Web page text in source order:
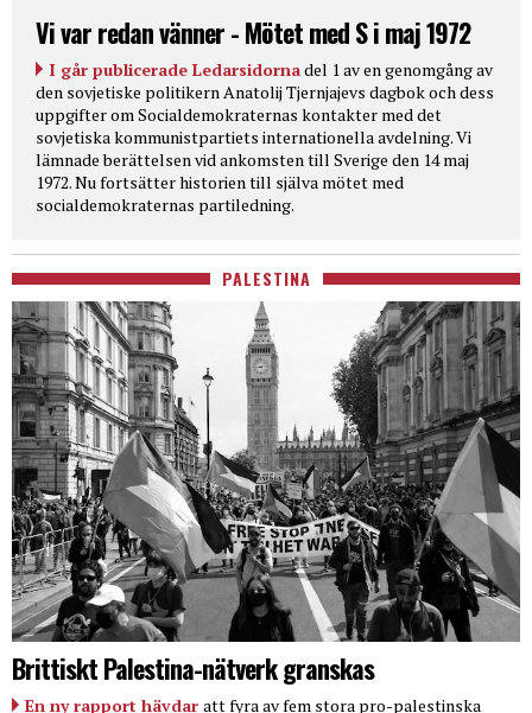
Vi var redan vänner - Mötet med S i maj 1972
I går publicerade Ledarsidornadel 1 av en genomgång av
den sovjetiske politikern Anatolij Tjernjajevs dagbok och dess
uppgifter om Socialdemokraternas kontakter med det
sovjetiska kommunistpartiets internationella avdelning. Vi
lämnade berättelsen vid ankomsten till Sverige den 14 maj
1972. Nu fortsätter historien till själva mötet med
socialdemokraternas partiledning.
PALESTINA
Brittiskt Palestina-nätverk granskas
En ny rapport hävdar att fyra av fem stora pro-palestinska